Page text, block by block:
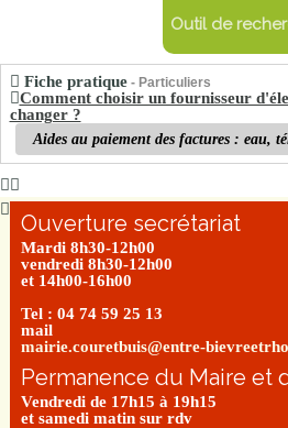
Outil de
Fiche pratique- Particuliers
Comment choisir un fournisseur
changer ?
Aides au paiement des factures : eau,
Ouverture secrétariat
Mardi 8h30-12h00
vendredi 8h30-12h00
et 14h00-16h00
Tel : 04 74 59 25 13
mail
mairie.couretbuis@entre-
Permanence du Maire et
Vendredi de 17h15 à 19h15
et samedi matin sur rdv